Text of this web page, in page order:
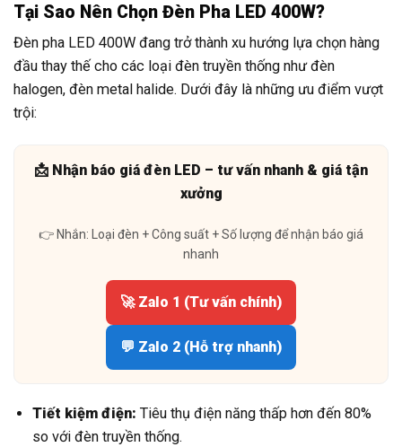
Tại Sao Nên Chọn Đèn Pha LED 400W?
Đèn pha LED 400W đang trở thành xu hướng lựa chọn hàng
đầu thay thế cho các loại đèn truyền thống như đèn
halogen, đèn metal halide. Dưới đây là những ưu điểm vượt
trội:
📩 Nhận báo giá đèn LED – tư vấn nhanh & giá tận
xưởng
👉 Nhắn: Loại đèn + Công suất + Số lượng để nhận báo giá
nhanh
🚀 Zalo 1 (Tư vấn chính)
💬 Zalo 2 (Hỗ trợ nhanh)
Tiết kiệm điện: Tiêu thụ điện năng thấp hơn đến 80%
so với đèn truyền thống.